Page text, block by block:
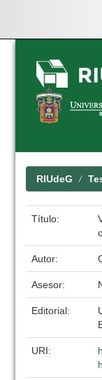
Skip
navigation
RIUdeG
Título:
Autor:
Asesor:
Editorial:
URI: